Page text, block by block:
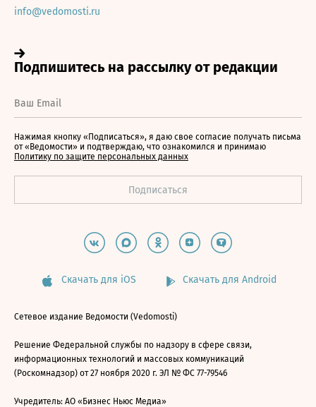
info@vedomosti.ru
Нажимая кнопку «Подписаться», я даю свое согласие получать письма
от «Ведомости» и подтверждаю, что ознакомился и принимаю
Политику по защите персональных данных
Скачать для iOS Скачать для Android
Сетевое издание Ведомости (Vedomosti)
Решение Федеральной службы по надзору в сфере связи,
информационных технологий и массовых коммуникаций
(Роскомнадзор) от 27 ноября 2020 г. ЭЛ № ФС 77-79546
Учредитель: АО «Бизнес Ньюс Медиа»